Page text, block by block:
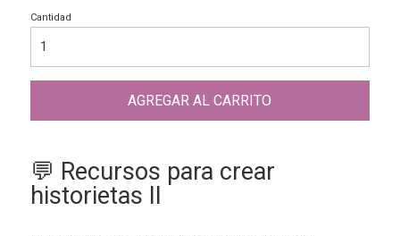
Cantidad
AGREGAR AL CARRITO
💬 Recursos para crear
historietas II